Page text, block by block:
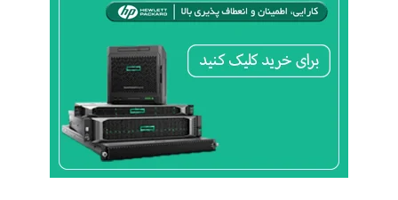
تهدیدات پاسخ دهند.
رعایت الزامات قانونی:
OSSIM به سازمان‌ها کمک می‌کند تا در برابر الزامات
قانونی و استانداردهای امنیتی، گزارشات و مستندات
با تجزیه و تحلیل داده‌های جمع‌آوری‌شده، سازمان‌ها